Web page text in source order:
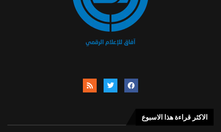
الاكثر قراءة هذا الاسبوع